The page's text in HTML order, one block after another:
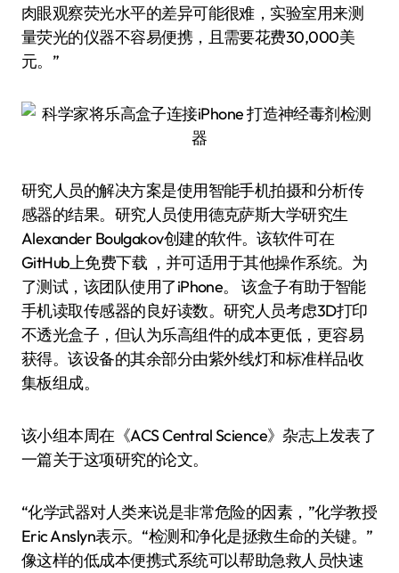
肉眼观察荧光水平的差异可能很难，实验室用来测
量荧光的仪器不容易便携，且需要花费30,000美
元。”
研究人员的解决方案是使用智能手机拍摄和分析传
感器的结果。研究人员使用德克萨斯大学研究生
Alexander Boulgakov创建的软件。该软件可在
GitHub上免费下载 ，并可适用于其他操作系统。为
了测试，该团队使用了iPhone。 该盒子有助于智能
手机读取传感器的良好读数。研究人员考虑3D打印
不透光盒子，但认为乐高组件的成本更低，更容易
获得。该设备的其余部分由紫外线灯和标准样品收
集板组成。
该小组本周在《ACS Central Science》杂志上发表了
一篇关于这项研究的论文。
“化学武器对人类来说是非常危险的因素，”化学教授
Eric Anslyn表示。“检测和净化是拯救生命的关键。”
像这样的低成本便携式系统可以帮助急救人员快速